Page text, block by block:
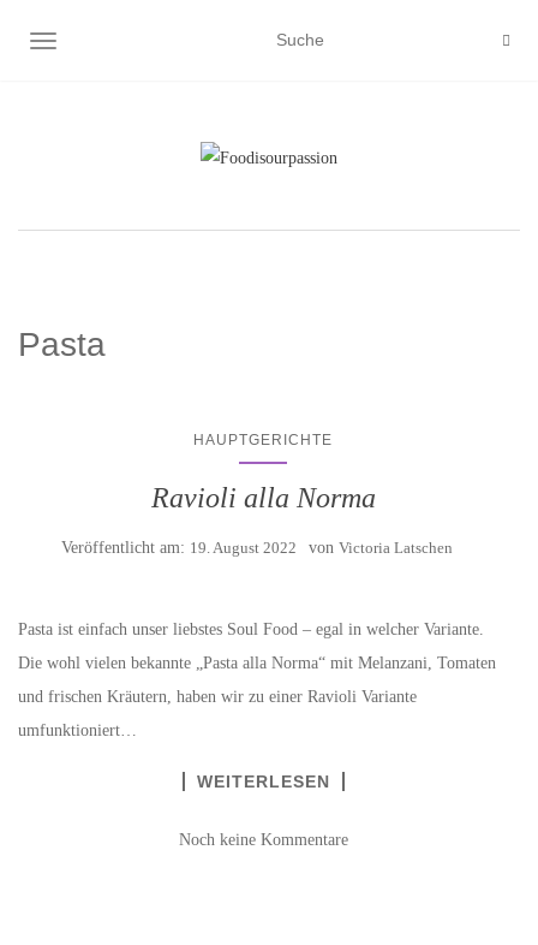
NAVIGATION EIN-/AUSSCHALTEN
Pasta
HAUPTGERICHTE
Ravioli alla Norma
Veröffentlicht am: 19. August 2022 von Victoria Latschen
Pasta ist einfach unser liebstes Soul Food – egal in welcher Variante.
Die wohl vielen bekannte „Pasta alla Norma“ mit Melanzani, Tomaten
und frischen Kräutern, haben wir zu einer Ravioli Variante
umfunktioniert…
WEITERLESEN
Noch keine Kommentare